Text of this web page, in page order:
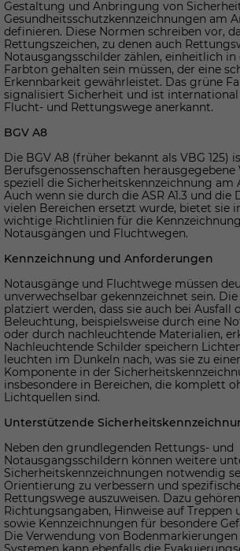
Gestaltung und Anbringung von
Gesundheitsschutzkennzeichnungen am
definieren. Diese Normen schreiben vor,
Rettungszeichen, zu denen auch
Notausgangsschilder zählen, einheitlich
Farbton gehalten sein müssen, der eine
Erkennbarkeit gewährleistet. Das grüne
signalisiert Sicherheit und ist international
Flucht- und Rettungswege anerkannt.
BGV A8
Die BGV A8 (früher bekannt als VBG 125)
Berufsgenossenschaften
speziell die Sicherheitskennzeichnung am
Auch wenn sie durch die ASR A1.3 und die
vielen Bereichen ersetzt wurde, bietet sie
wichtige Richtlinien für die
Notausgängen und Fluchtwegen.
Kennzeichnung und Anforderungen
Notausgänge und Fluchtwege müssen
unverwechselbar gekennzeichnet sein.
platziert werden, dass sie auch bei Ausfall
Beleuchtung, beispielsweise durch eine
oder durch nachleuchtende Materialien,
Nachleuchtende Schilder speichern
leuchten im Dunkeln nach, was sie zu
Komponente in der
insbesondere in Bereichen, die komplett
Lichtquellen sind.
Unterstützende
Neben den grundlegenden Rettungs- und
Notausgangsschildern können weitere
Sicherheitskennzeichnungen notwendig
Orientierung zu verbessern und
Rettungswege auszuweisen. Dazu gehören
Richtungsangaben, Hinweise auf Treppen
sowie Kennzeichnungen für besondere
Die Verwendung von